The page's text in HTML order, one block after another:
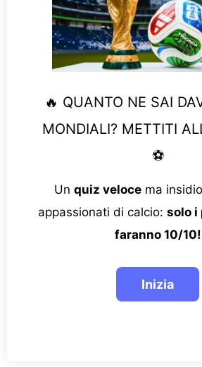
🔥 QUANTO NE SAI
MONDIALI? METTITI
⚽
Un quiz velocema
appassionati di calcio: solo i
faranno 10/10!